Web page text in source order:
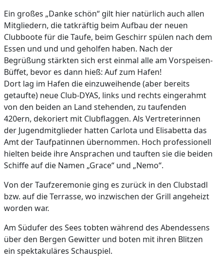
Ein großes „Danke schön“ gilt hier natürlich auch allen
Mitgliedern, die tatkräftig beim Aufbau der neuen
Clubboote für die Taufe, beim Geschirr spülen nach dem
Essen und und und geholfen haben. Nach der
Begrüßung stärkten sich erst einmal alle am Vorspeisen-
Büffet, bevor es dann hieß: Auf zum Hafen!
Dort lag im Hafen die einzuweihende (aber bereits
getaufte) neue Club-DYAS, links und rechts eingerahmt
von den beiden an Land stehenden, zu taufenden
420ern, dekoriert mit Clubflaggen. Als Vertreterinnen
der Jugendmitglieder hatten Carlota und Elisabetta das
Amt der Taufpatinnen übernommen. Hoch professionell
hielten beide ihre Ansprachen und tauften sie die beiden
Schiffe auf die Namen „Grace“ und „Nemo“.
Von der Taufzeremonie ging es zurück in den Clubstadl
bzw. auf die Terrasse, wo inzwischen der Grill angeheizt
worden war.
Am Südufer des Sees tobten während des Abendessens
über den Bergen Gewitter und boten mit ihren Blitzen
ein spektakuläres Schauspiel.